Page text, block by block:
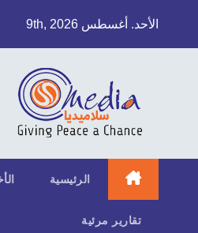
الأحد. أغسطس 9th, 2026
الرئيسية
تقارير مرئية